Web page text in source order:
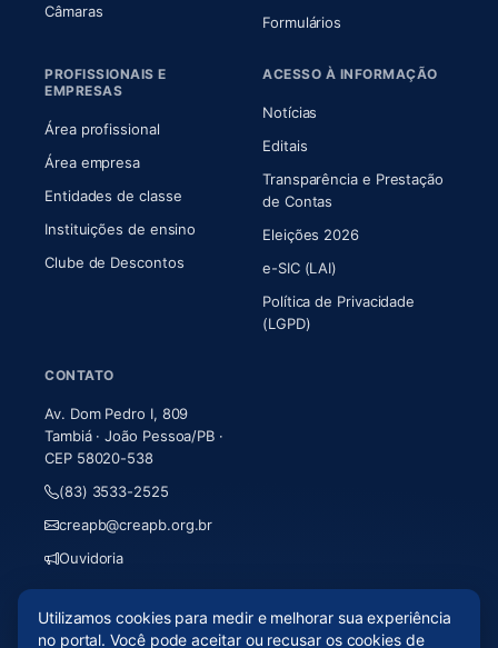
Câmaras(abre em nova aba)
Formulários
PROFISSIONAIS E
EMPRESAS
Área profissional
Área empresa
Entidades de classe
Instituições de ensino
Clube de Descontos
ACESSO À INFORMAÇÃO
Notícias
Editais
Transparência e Prestação
de Contas
Eleições 2026
e-SIC (LAI)
Política de Privacidade
(LGPD)
CONTATO
Av. Dom Pedro I, 809
Tambiá · João Pessoa/PB ·
CEP 58020-538
(83) 3533-2525
creapb@creapb.org.br
Ouvidoria
© 2026 CREA-PB · Todos os direitos reservados
Utilizamos cookies para medir e melhorar sua experiência
no portal. Você pode aceitar ou recusar os cookies de